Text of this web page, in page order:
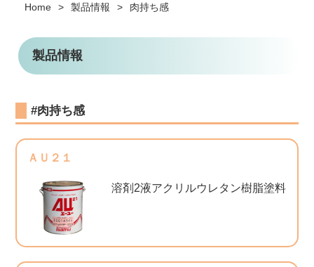
Home > 製品情報 > 肉持ち感
製品情報
#肉持ち感
ＡＵ２１
溶剤2液アクリルウレタン樹脂塗料